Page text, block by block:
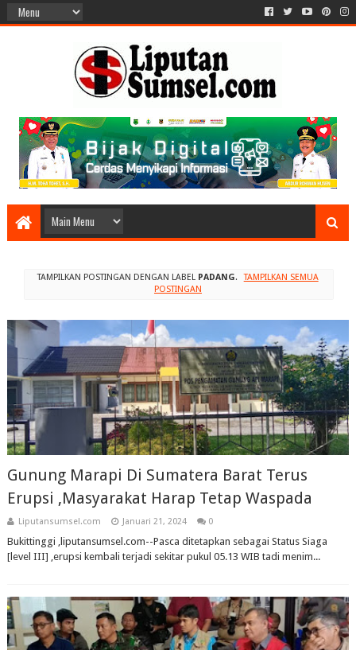
TAMPILKAN POSTINGAN DENGAN LABEL PADANG.
TAMPILKAN SEMUA
POSTINGAN
Gunung Marapi Di Sumatera Barat Terus
Erupsi ,Masyarakat Harap Tetap Waspada
Liputansumsel.com Januari 21, 2024 0
Bukittinggi ,liputansumsel.com--Pasca ditetapkan sebagai Status Siaga
[level III] ,erupsi kembali terjadi sekitar pukul 05.13 WIB tadi menim...